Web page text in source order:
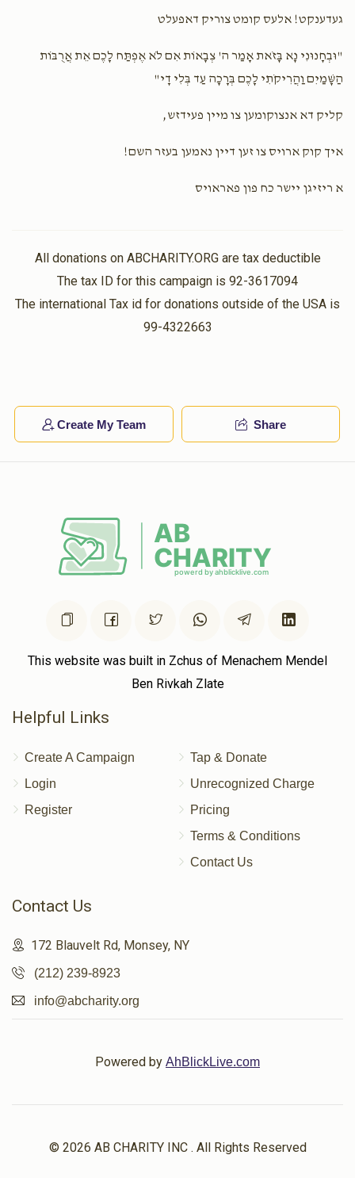
געדענקט! אלעס קומט צוריק דאפעלט
"וּבְחָנוּנִי נָא בָּזֹאת אָמַר ה' צְבָאוֹת אִם לֹא אֶפְתַּח לָכֶם אֵת אֲרֻבּוֹת
הַשָּׁמַיִם וַהֲרִיקֹתִי לָכֶם בְּרָכָה עַד בְּלִי דָי"
קליק דא אנצוקומען צו מיין פעידזש,
איך קוק ארויס צו זען דיין נאמען בעזר השם!
א ריזיגן יישר כח פון פאראויס
All donations on ABCHARITY.ORG are tax deductible
The tax ID for this campaign is 92-3617094
The international Tax id for donations outside of the USA is
99-4322663
Create My Team Share
This website was built in Zchus of Menachem Mendel
Ben Rivkah Zlate
Helpful Links
Create A Campaign
Login
Register
Tap & Donate
Unrecognized Charge
Pricing
Terms & Conditions
Contact Us
Contact Us
172 Blauvelt Rd, Monsey, NY
(212) 239-8923
info@abcharity.org
Powered by AhBlickLive.com
© 2026 AB CHARITY INC . All Rights Reserved